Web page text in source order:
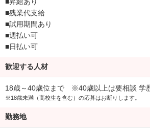
□主任：入社後最短1年半で昇格可能
340,000円+賞与(歩合)最高100,000円
+表彰金(最高30,000円)
□副店長：入社後最短2年半で昇格可能
430,000円+賞与(歩合)最高160,000円
+表彰金(最高50,000円)
□店長：入社後最短3年半で昇格可能
+表彰金(最高50,000円)
■昇給あり
■残業代支給
■試用期間あり
■週払い可
■日払い可
歓迎する人材
18歳～40歳位まで ※40歳以上は要相談 学
※18歳未満（高校生を含む）の応募はお断りします。
勤務地